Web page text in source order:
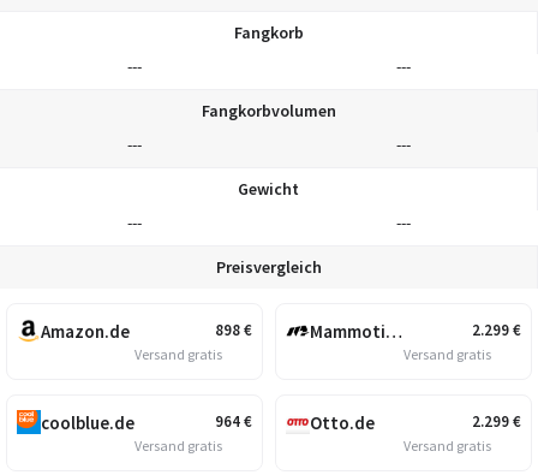
Fangkorb
---
---
Fangkorbvolumen
---
---
Gewicht
---
---
Preisvergleich
898€
Amazon.de
Versand gratis
964€
coolblue.de
Versand gratis
2.299€
Mammotion
Versand gratis
2.299€
Otto.de
Versand gratis